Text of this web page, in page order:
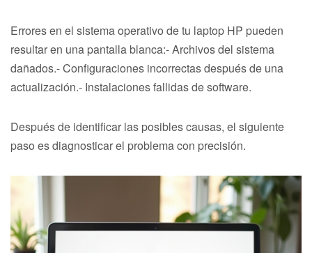
Errores en el sistema operativo de tu laptop HP pueden
resultar en una pantalla blanca:- Archivos del sistema
dañados.- Configuraciones incorrectas después de una
actualización.- Instalaciones fallidas de software.
Después de identificar las posibles causas, el siguiente
paso es diagnosticar el problema con precisión.